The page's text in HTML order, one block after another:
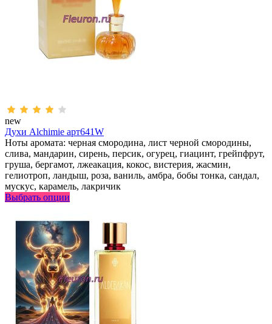
new
Духи Alchimie арт641W
Ноты аромата: черная смородина, лист черной смородины,
слива, мандарин, сирень, персик, огурец, гиацинт, грейпфрут,
груша, бергамот, лжеакация, кокос, вистерия, жасмин,
гелиотроп, ландыш, роза, ваниль, амбра, бобы тонка, сандал,
мускус, карамель, лакричик
Выбрать опции